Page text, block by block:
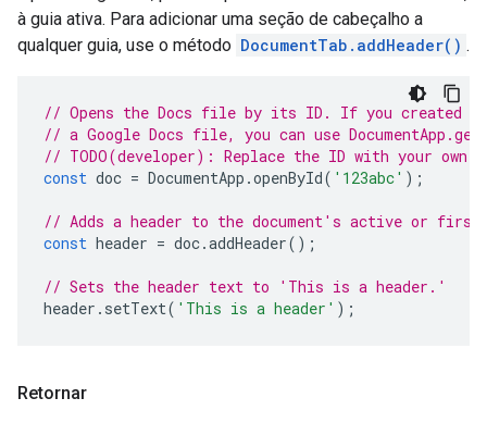
à guia ativa. Para adicionar uma seção de cabeçalho a
qualquer guia, use o método DocumentTab.addHeader() .
// Opens the Docs file by its ID. If you created
// a Google Docs file, you can use
// TODO(developer): Replace the ID with your own.
const doc = DocumentApp .openById( '123abc' );
// Adds a header to the document's active or
const header = doc.addHeader();
// Sets the header text to 'This is a header.'
header . setText( 'This is a header' );
Retornar